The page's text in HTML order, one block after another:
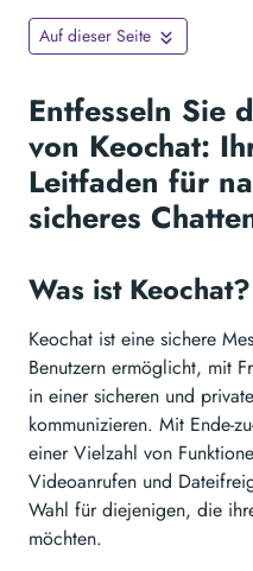
Auf dieser Seite
Entfesseln Sie
von Keochat:
Leitfaden für
sicheres
Was ist Keochat?
Keochat ist eine sichere
Benutzern ermöglicht, mit
in einer sicheren und
kommunizieren. Mit Ende-
einer Vielzahl von
Videoanrufen und
Wahl für diejenigen, die
möchten.